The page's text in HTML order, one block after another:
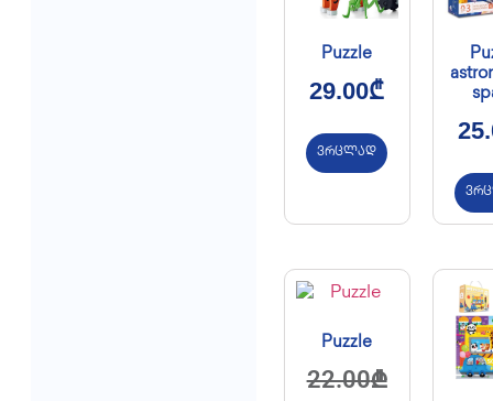
Puzzle
29.00₾
ვრცლად
Puzzle
22.00₾